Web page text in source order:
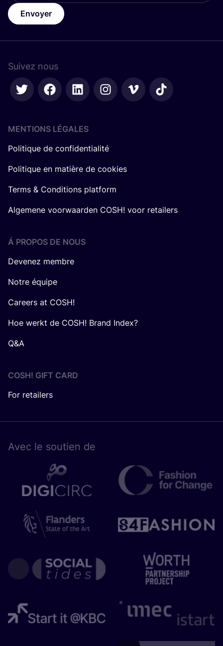
Envoyer
Suivez nous
MENTIONS LÉGALES
Politique de confidentialité
Politique en matière de cookies
Terms & Conditions platform
Algemene voorwaarden COSH! voor retailers
Á PROPOS DE NOUS
Devenez membre
Notre équipe
Careers at COSH!
Hoe werkt de COSH! Brand Index?
Q&A
COSH! GIFT CARD
For retailers
Avec le sou­tien de